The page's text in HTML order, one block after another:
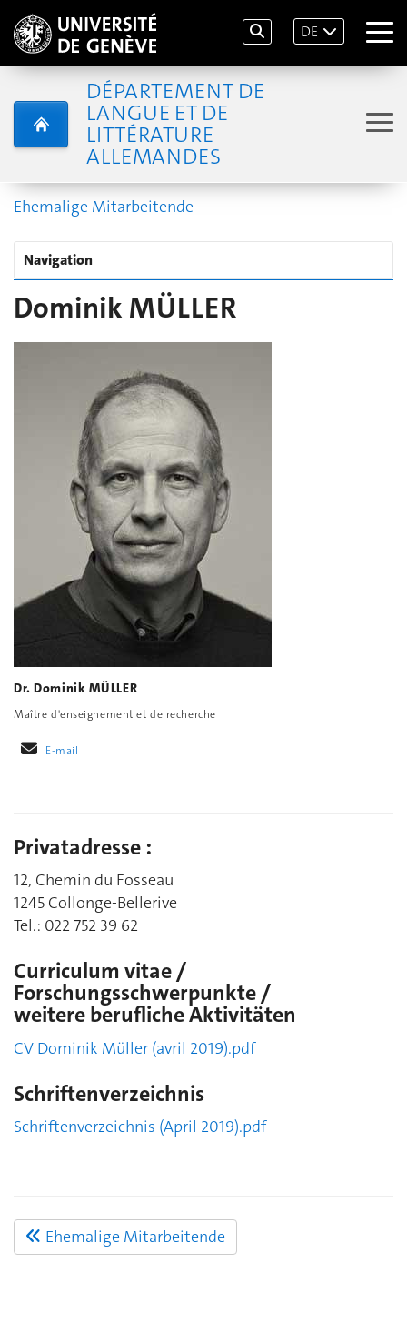
DE
DÉPARTEMENT DE
LANGUE ET DE
LITTÉRATURE
ALLEMANDES
Ehemalige Mitarbeitende
Navigation
Dominik MÜLLER
Dr. Dominik MÜLLER
Maître d'enseignement et de recherche
E-mail
Privatadresse :
12, Chemin du Fosseau
1245 Collonge-Bellerive
Tel.: 022 752 39 62
Curriculum vitae /
Forschungsschwerpunkte /
weitere berufliche Aktivitäten
CV Dominik Müller (avril 2019).pdf
Schriftenverzeichnis
Schriftenverzeichnis (April 2019).pdf
Ehemalige Mitarbeitende